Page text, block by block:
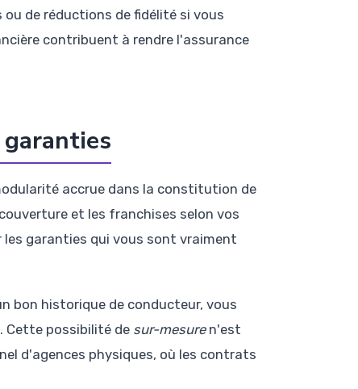
de réductions de fidélité si vous
contribuent à rendre l'assurance
accrue dans la constitution de
et les franchises selon vos
les garanties qui vous sont vraiment
bon historique de conducteur, vous
Cette possibilité de sur-mesuren'est
d'agences physiques, où les contrats